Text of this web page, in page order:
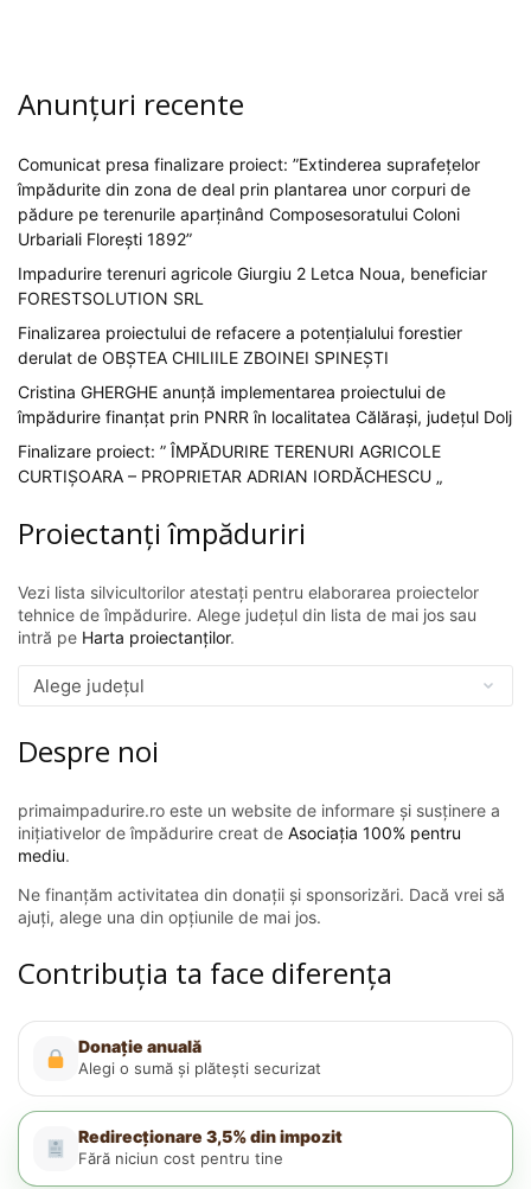
Anunțuri recente
Comunicat presa finalizare proiect: ”Extinderea suprafețelor
împădurite din zona de deal prin plantarea unor corpuri de
pădure pe terenurile aparținând Composesoratului Coloni
Urbariali Florești 1892”
Impadurire terenuri agricole Giurgiu 2 Letca Noua, beneficiar
FORESTSOLUTION SRL
Finalizarea proiectului de refacere a potențialului forestier
derulat de OBȘTEA CHILIILE ZBOINEI SPINEȘTI
Cristina GHERGHE anunță implementarea proiectului de
împădurire finanțat prin PNRR în localitatea Călărași, județul Dolj
Finalizare proiect: ” ÎMPĂDURIRE TERENURI AGRICOLE
CURTIȘOARA – PROPRIETAR ADRIAN IORDĂCHESCU „
Proiectanți împăduriri
Vezi lista silvicultorilor atestați pentru elaborarea proiectelor
tehnice de împădurire. Alege județul din lista de mai jos sau
intră pe Harta proiectanților.
Despre noi
primaimpadurire.ro este un website de informare și susținere a
inițiativelor de împădurire creat de Asociația 100% pentru
mediu.
Ne finanțăm activitatea din donații și sponsorizări. Dacă vrei să
ajuți, alege una din opțiunile de mai jos.
Contribuția ta face diferența
Donație anuală
Alegi o sumă și plătești securizat
Redirecționare 3,5% din impozit
Fără niciun cost pentru tine